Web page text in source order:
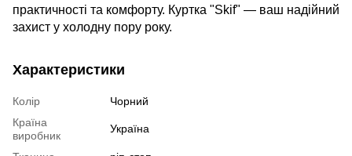
практичності та комфорту. Куртка "Skif" — ваш надійний
захист у холодну пору року.
Характеристики
Колір
Чорний
Країна
виробник
Україна